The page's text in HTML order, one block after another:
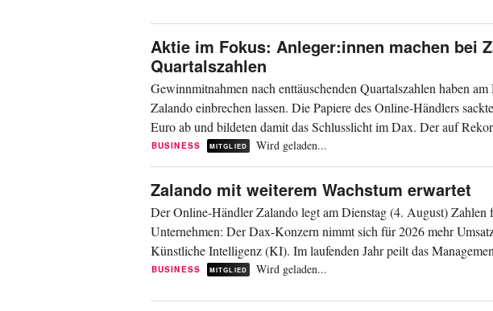
Aktie im Fokus: Anleger:innen machen bei
Quartalszahlen
Gewinnmitnahmen nach enttäuschenden Quartalszahlen haben
Zalando einbrechen lassen. Die Papiere des Online-Händlers
Euro ab und bildeten damit das Schlusslicht im Dax. Der auf
um 0,6...
BUSINESS MITGLIED Wird geladen...
Zalando mit weiterem Wachstum erwartet
Der Online-Händler Zalando legt am Dienstag (4. August) Zahlen
Unternehmen: Der Dax-Konzern nimmt sich für 2026 mehr
Künstliche Intelligenz (KI). Im laufenden Jahr peilt das
und der Erlöse um 12 bis 17...
BUSINESS MITGLIED Wird geladen...